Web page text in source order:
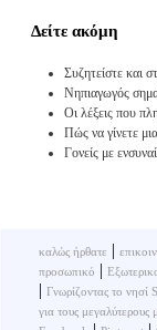
Δείτε ακόμη
Συζητείστε και
Νηπιαγωγός
Οι λέξεις που
Πώς να γίνετε
Γονείς με
καλώς ήρθατε |
προσωπικό |
| Γνωρίζοντας το νησί
για τους